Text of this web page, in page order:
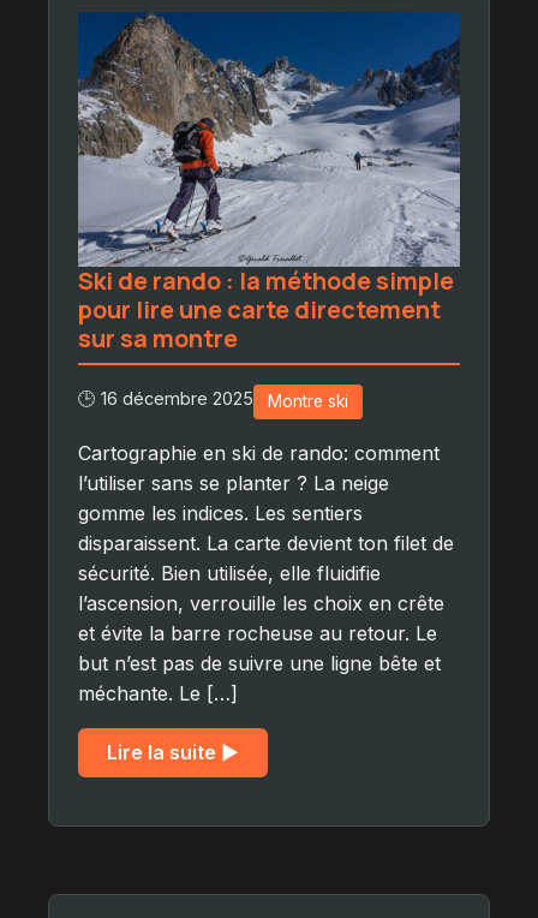
Ski de rando : la méthode simple
pour lire une carte directement
sur sa montre
🕒 16 décembre 2025 Montre ski
Cartographie en ski de rando: comment
l’utiliser sans se planter ? La neige
gomme les indices. Les sentiers
disparaissent. La carte devient ton filet de
sécurité. Bien utilisée, elle fluidifie
l’ascension, verrouille les choix en crête
et évite la barre rocheuse au retour. Le
but n’est pas de suivre une ligne bête et
méchante. Le […]
Lire la suite ▶︎